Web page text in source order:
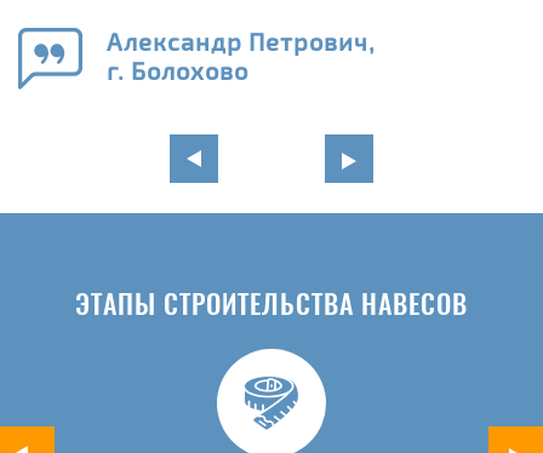
Александр Петрович,
г. Болохово
ЭТАПЫ СТРОИТЕЛЬСТВА НАВЕСОВ